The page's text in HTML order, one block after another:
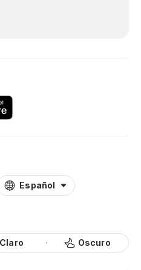
Español
Claro Oscuro